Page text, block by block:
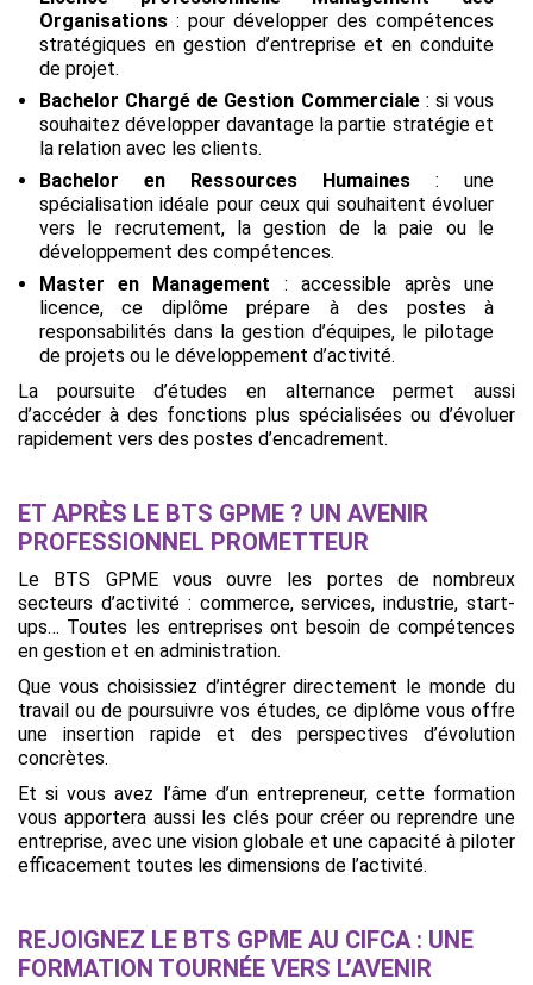
Organisations : pour développer des compétences
stratégiques en gestion d’entreprise et en conduite
de projet.
Bachelor Chargé de Gestion Commerciale : si vous
souhaitez développer davantage la partie stratégie et
la relation avec les clients.
Bachelor en Ressources Humaines : une
spécialisation idéale pour ceux qui souhaitent évoluer
vers le recrutement, la gestion de la paie ou le
développement des compétences.
Master en Management : accessible après une
licence, ce diplôme prépare à des postes à
responsabilités dans la gestion d’équipes, le pilotage
de projets ou le développement d’activité.
La poursuite d’études en alternance permet aussi
d’accéder à des fonctions plus spécialisées ou d’évoluer
rapidement vers des postes d’encadrement.
ET APRÈS LE BTS GPME ? UN AVENIR
PROFESSIONNEL PROMETTEUR
Le BTS GPME vous ouvre les portes de nombreux
secteurs d’activité : commerce, services, industrie, start-
ups… Toutes les entreprises ont besoin de compétences
en gestion et en administration.
Que vous choisissiez d’intégrer directement le monde du
travail ou de poursuivre vos études, ce diplôme vous offre
une insertion rapide et des perspectives d’évolution
concrètes.
Et si vous avez l’âme d’un entrepreneur, cette formation
vous apportera aussi les clés pour créer ou reprendre une
entreprise, avec une vision globale et une capacité à piloter
efficacement toutes les dimensions de l’activité.
REJOIGNEZ LE BTS GPME AU CIFCA : UNE
FORMATION TOURNÉE VERS L’AVENIR